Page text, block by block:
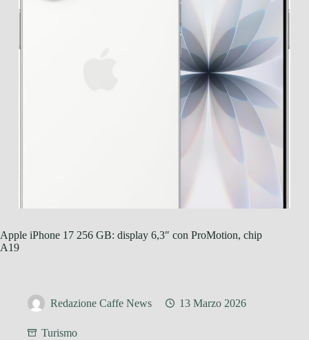
Apple iPhone 17 256 GB: display 6,3″ con ProMotion, chip
A19
Redazione Caffe News 13 Marzo 2026
Turismo